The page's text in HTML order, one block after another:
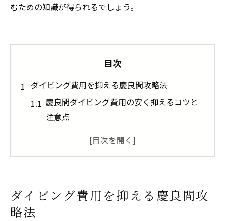
むための知識が得られるでしょう。
目次
ダイビング費用を抑える慶良間攻略法
慶良間ダイビング費用の安く抑えるコツと
注意点
初心者に優しい慶良間ダイビングの選び方
ダイビングショップ選びで値段に差が出る
ダイビング費用を抑える慶良間攻
略法